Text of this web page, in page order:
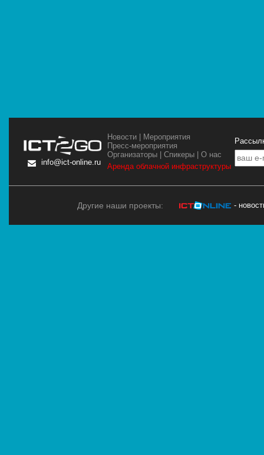
info@ict-online.ru
Новости | Мероприятия
Пресс-мероприятия
Организаторы |Спикеры |О нас
Аренда облачной инфраструктуры
Другие наши проекты: -